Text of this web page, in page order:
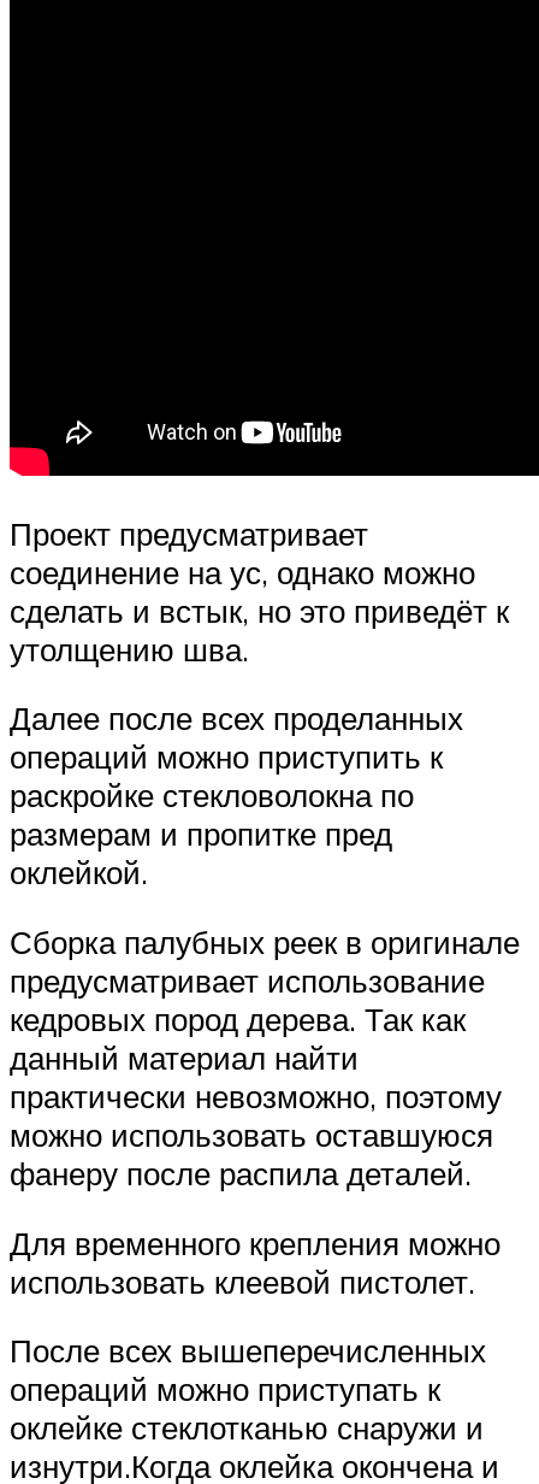
Проект предусматривает
соединение на ус, однако можно
сделать и встык, но это приведёт к
утолщению шва.
Далее после всех проделанных
операций можно приступить к
раскройке стекловолокна по
размерам и пропитке пред
оклейкой.
Сборка палубных реек в оригинале
предусматривает использование
кедровых пород дерева. Так как
данный материал найти
практически невозможно, поэтому
можно использовать оставшуюся
фанеру после распила деталей.
Для временного крепления можно
использовать клеевой пистолет.
После всех вышеперечисленных
операций можно приступать к
оклейке стеклотканью снаружи и
изнутри.Когда оклейка окончена и